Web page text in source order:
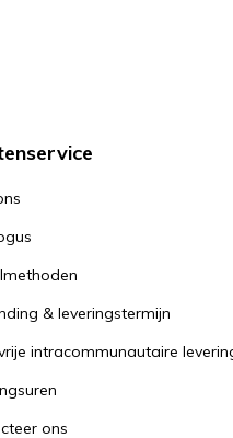
& leveringstermijn
intracommunautaire
ons